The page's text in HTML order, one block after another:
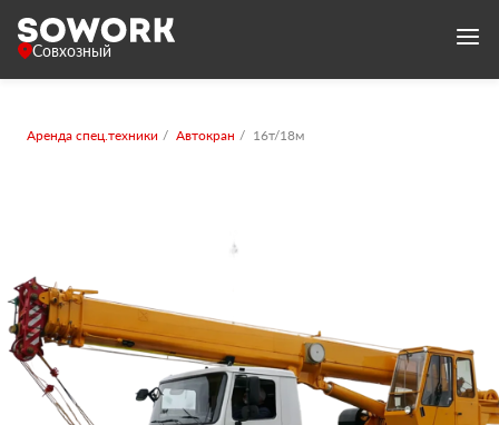
Совхозный
Аренда спец.техники Автокран 16т/18м